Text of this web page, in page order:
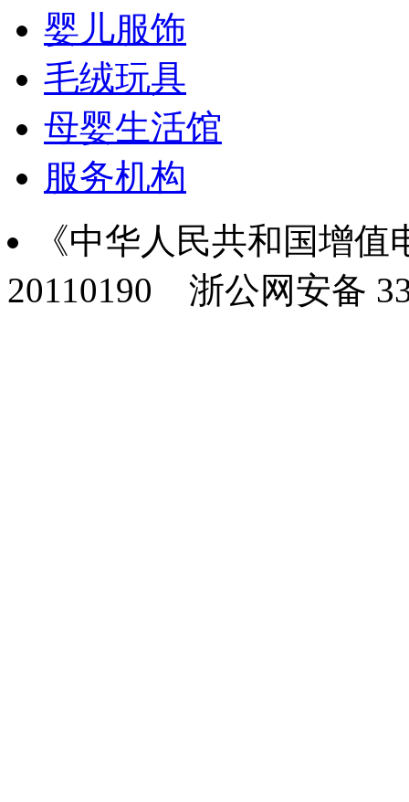
婴儿服饰
毛绒玩具
母婴生活馆
服务机构
《中华人民共和国增
20110190 浙公网安备